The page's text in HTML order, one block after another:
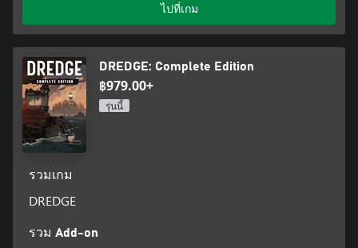
ไปที่เกม
DREDGE: Complete Edition
฿979.00+
รุ่นนี้
รวมเกม
DREDGE
รวม Add-on